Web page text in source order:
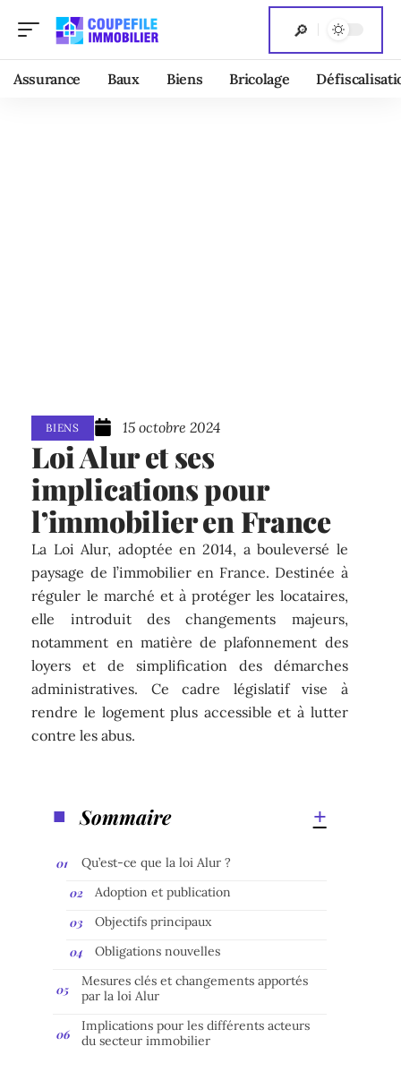
Assurance Baux Biens Bricolage
BIENS 15 octobre 2024
Loi Alur et ses
implications pour
l’immobilier en France
La Loi Alur, adoptée en 2014, a bouleversé le
paysage de l’immobilier en France. Destinée à
réguler le marché et à protéger les locataires,
elle introduit des changements majeurs,
notamment en matière de plafonnement des
loyers et de simplification des démarches
administratives. Ce cadre législatif vise à
rendre le logement plus accessible et à lutter
contre les abus.
Sommaire
Qu’est-ce que la loi Alur ?
Adoption et publication
Objectifs principaux
Obligations nouvelles
Mesures clés et changements apportés
par la loi Alur
Implications pour les différents acteurs
du secteur immobilier